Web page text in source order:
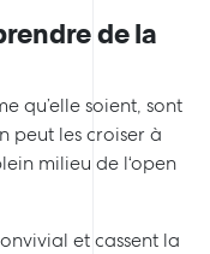
de la
qu’elle soient, sont
peut les croiser à
milieu de l‘open
et cassent la